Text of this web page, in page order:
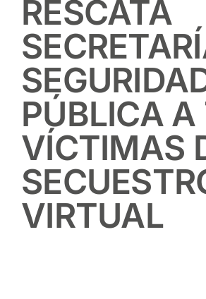
RESCATA
PÚBLICA A
VÍCTIMAS
VIRTUAL